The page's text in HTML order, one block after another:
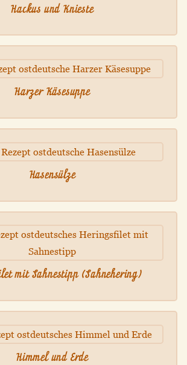
Hackus und Knieste
Harzer Käsesuppe
Hasensülze
mit Sahnestipp (Sahnehering)
Himmel und Erde